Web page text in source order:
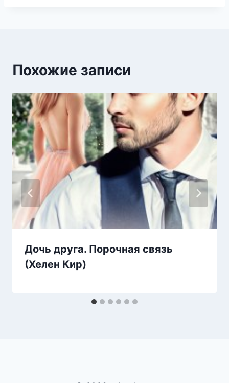
Похожие записи
Дочь друга. Порочная связь
(Хелен Кир)